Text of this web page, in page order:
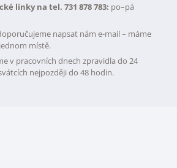
linky na tel. 731 878 783: po–pá
napsat nám e-mail – máme
místě.
v pracovních dnech zpravidla do 24
nejpozději do 48 hodin.